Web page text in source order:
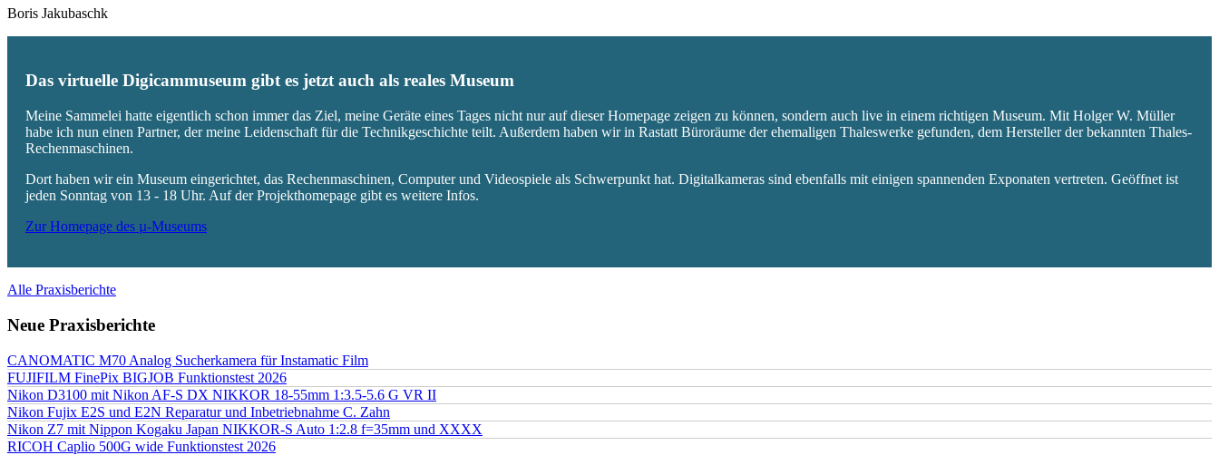
Boris Jakubaschk
Das virtuelle Digicammuseum gibt es jetzt auch als reales Museum
Meine Sammelei hatte eigentlich schon immer das Ziel, meine Geräte eines Tages nicht nur auf dieser Homepage zeigen zu können, sondern auch live in einem richtigen Museum. Mit Holger W. Müller
habe ich nun einen Partner, der meine Leidenschaft für die Technikgeschichte teilt. Außerdem haben wir in Rastatt Büroräume der ehemaligen Thaleswerke gefunden, dem Hersteller der bekannten Thales-
Rechenmaschinen.
Dort haben wir ein Museum eingerichtet, das Rechenmaschinen, Computer und Videospiele als Schwerpunkt hat. Digitalkameras sind ebenfalls mit einigen spannenden Exponaten vertreten. Geöffnet ist
jeden Sonntag von 13 - 18 Uhr. Auf der Projekthomepage gibt es weitere Infos.
Zur Homepage des µ-Museums
Alle Praxisberichte
Neue Praxisberichte
CANOMATIC M70 Analog Sucherkamera für Instamatic Film
FUJIFILM FinePix BIGJOB Funktionstest 2026
Nikon D3100 mit Nikon AF-S DX NIKKOR 18-55mm 1:3.5-5.6 G VR II
Nikon Fujix E2S und E2N Reparatur und Inbetriebnahme C. Zahn
Nikon Z7 mit Nippon Kogaku Japan NIKKOR-S Auto 1:2.8 f=35mm und XXXX
RICOH Caplio 500G wide Funktionstest 2026